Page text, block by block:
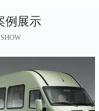
例展示